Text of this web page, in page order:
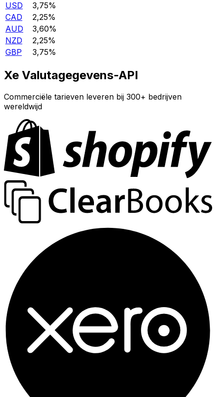
USD
3,75%
CAD
2,25%
AUD
3,60%
NZD
2,25%
GBP
3,75%
Xe Valutagegevens-API
Commerciële tarieven leveren bij 300+ bedrijven
wereldwijd